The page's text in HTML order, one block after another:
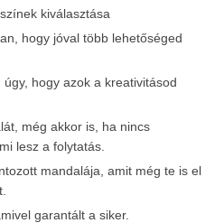
kiválasztása
hogy jóval több lehetőséged
hogy azok a kreativitásod
még akkor is, ha nincs
lesz a folytatás.
mandalája, amit még te is el
garantált a siker.